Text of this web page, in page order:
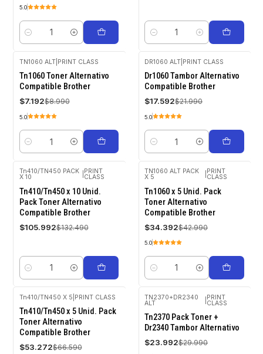
5.0
Cantidad Cantidad
-20%
OFF
TN1060 ALT| PRINT CLASS
Tn1060 Toner Alternativo
Compatible Brother
$7.192$8.990
5.0
Cantidad
-20%
OFF
DR1060 ALT PRINT CLASS
Dr1060 Tambor Alternativo
Compatible Brother
$17.592$21.990
5.0
Cantidad
OFF
Tn410/TN450 PACK
X 10
PRINT
CLASS
Tn410/Tn450 x 10 Unid.
Pack Toner Alternativo
Compatible Brother
$105.992$132.490
Cantidad
OFF
TN1060 ALT PACK
X 5
PRINT
CLASS
Tn1060 x 5 Unid. Pack
Toner Alternativo
Compatible Brother
$34.392$42.990
5.0
Cantidad
-20%
OFF
Tn410/TN450 X 5 PRINT CLASS
Tn410/Tn450 x 5 Unid. Pack
Toner Alternativo
Compatible Brother
$53.272$66.590
OFF
TN2370+DR2340
ALT
PRINT
CLASS
Tn2370 Pack Toner +
Dr2340 Tambor Alternativo
$23.992$29.990